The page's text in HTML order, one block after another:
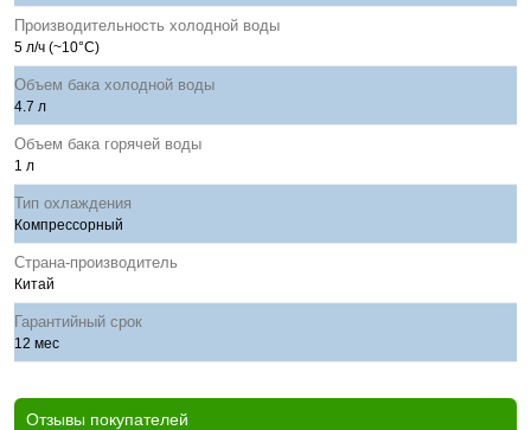
Производительность холодной воды
5 л/ч (~10°C)
Объем бака холодной воды
4.7 л
Объем бака горячей воды
1 л
Тип охлаждения
Компрессорный
Страна-производитель
Китай
Гарантийный срок
12 мес
Отзывы покупателей